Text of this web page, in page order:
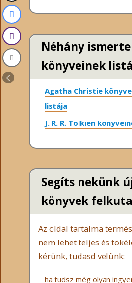
Néhány
könyveinek
Agatha Christie
listája
J. R. R. Tolkien
Segíts nekünk
könyvek
Az oldal tartalma
nem lehet teljes és
kérünk, tudasd velünk:
ha tudsz még olyan